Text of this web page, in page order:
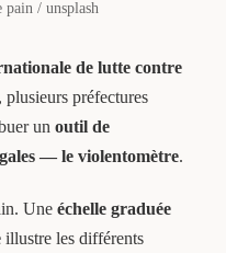
pain / unsplash
de lutte contre
plusieurs préfectures
un outil de
— le violentomètre.
Une échelle graduée
illustre les différents